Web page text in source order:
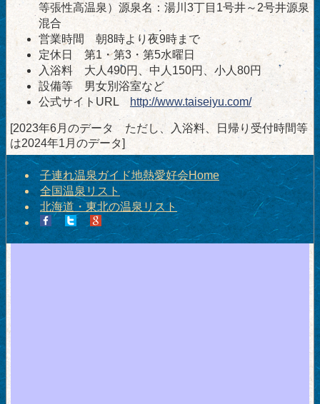
等張性高温泉）源泉名：湯川3丁目1号井～2号井源泉
混合
営業時間 朝8時より夜9時まで
定休日 第1・第3・第5水曜日
入浴料 大人490円、中人150円、小人80円
設備等 男女別浴室など
公式サイトURL
http://www.taiseiyu.com/
[2023年6月のデータ ただし、入浴料、日帰り受付時間等
は2024年1月のデータ]
子連れ温泉ガイド地熱愛好会Home
全国温泉リスト
北海道・東北の温泉リスト